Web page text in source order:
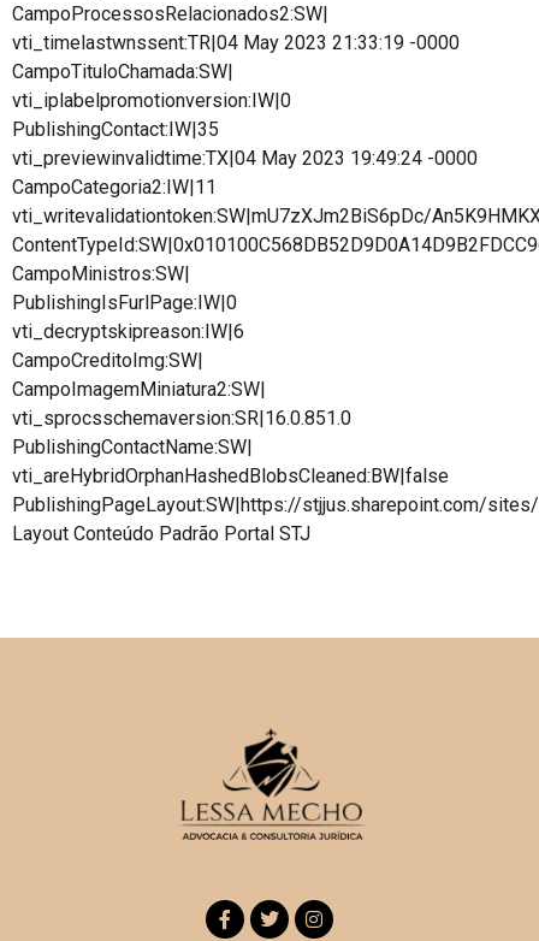
CampoProcessosRelacionados2:SW|
vti_timelastwnssent:TR|04 May 2023 21:33:19 -0000
CampoTituloChamada:SW|
vti_iplabelpromotionversion:IW|0
PublishingContact:IW|35
vti_previewinvalidtime:TX|04 May 2023 19:49:24 -0000
CampoCategoria2:IW|11
vti_writevalidationtoken:SW|mU7zXJm2BiS6pDc/
CampoMinistros:SW|
PublishingIsFurlPage:IW|0
vti_decryptskipreason:IW|6
CampoCreditoImg:SW|
CampoImagemMiniatura2:SW|
vti_sprocsschemaversion:SR|16.0.851.0
PublishingContactName:SW|
vti_areHybridOrphanHashedBlobsCleaned:BW|false
PublishingPageLayout:SW|https://stjjus.sharepoint.com/
Layout Conteúdo Padrão Portal STJ